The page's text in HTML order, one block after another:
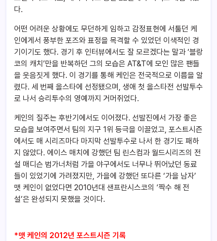
다.
어떤 어려운 상황에도 무던하게 임하고 감정표현에 서툴던 케
인에게서 풍부한 포즈와 표정을 목격할 수 있었던 이색적인 경
기이기도 했다. 경기 후 인터뷰에서도 잘 모르겠다는 말과 ‘블랑
코의 캐치’만을 반복하던 그의 모습은 AT&T에 모인 많은 팬들
을 웃음짓게 했다. 이 경기를 통해 케인은 전국적으로 이름을 알
렸다. 세 번째 올스타에 선정됐으며, 생애 첫 올스타전 선발투수
로 나서 승리투수의 영예까지 거머쥐었다.
케인의 질주는 후반기에서도 이어졌다. 선발진에서 가장 좋은
모습을 보여주면서 팀의 지구 1위 등극을 이끌었고, 포스트시즌
에서도 매 시리즈마다 마지막 선발투수로 나서 한 경기도 패하
지 않았다. 에이스 매치에 강했던 팀 린스컴과 월드시리즈의 전
설 매디슨 범가너처럼 가을 야구에서도 너무나 뛰어났던 동료
들이 있었기에 가려졌지만, 가을에 강했던 또다른 ‘가을 남자’
맷 케인이 없었다면 2010년대 샌프란시스코의 ‘짝수 해 전
설’은 완성되지 못했을 것이다.
*맷 케인의 2012년 포스트시즌 기록